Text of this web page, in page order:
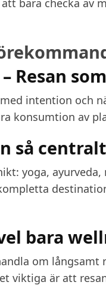
bara checka av
Resan
intention och
konsumtion av
så
yoga,
bara
om
viktiga är att